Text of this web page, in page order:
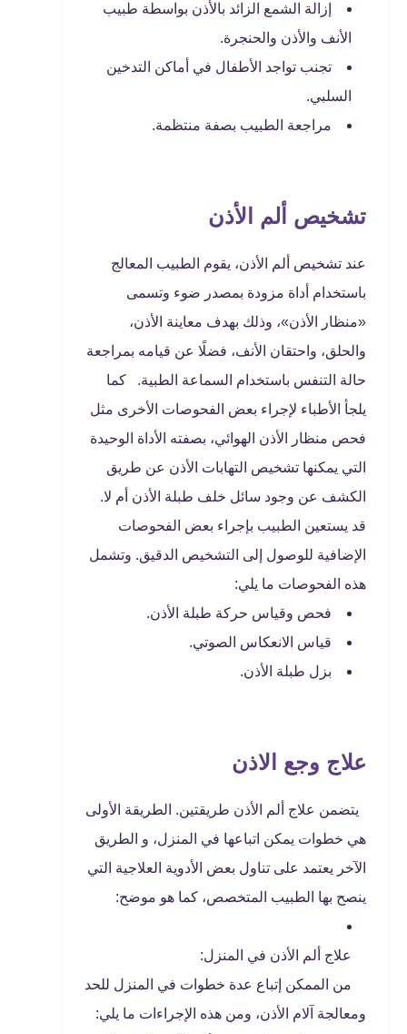
إزالة الشمع الزائد بالأذن بواسطة طبيب
الأنف والأذن والحنجرة.
تجنب تواجد الأطفال في أماكن التدخين
السلبي.
مراجعة الطبيب بصفة منتظمة.
تشخيص ألم الأذن
عند تشخيص ألم الأذن، يقوم الطبيب المعالج
باستخدام أداة مزودة بمصدر ضوء وتسمى
«منظار الأذن»، وذلك بهدف معاينة الأذن،
والحلق، واحتقان الأنف، فضلًا عن قيامه بمراجعة
حالة التنفس باستخدام السماعة الطبية. كما
يلجأ الأطباء لإجراء بعض الفحوصات الأخرى مثل
فحص منظار الأذن الهوائي، بصفته الأداة الوحيدة
التي يمكنها تشخيص التهابات الأذن عن طريق
الكشف عن وجود سائل خلف طبلة الأذن أم لا.
قد يستعين الطبيب بإجراء بعض الفحوصات
الإضافية للوصول إلى التشخيص الدقيق. وتشمل
هذه الفحوصات ما يلي:
فحص وقياس حركة طبلة الأذن.
قياس الانعكاس الصوتي.
بزل طبلة الأذن.
علاج وجع الاذن
يتضمن علاج ألم الأذن طريقتين. الطريقة الأولى
هي خطوات يمكن اتباعها في المنزل، و الطريق
الآخر يعتمد على تناول بعض الأدوية العلاجية التي
ينصح بها الطبيب المتخصص، كما هو موضح:
علاج ألم الأذن في المنزل:
من الممكن إتباع عدة خطوات في المنزل للحد
ومعالجة آلام الأذن، ومن هذه الإجراءات ما يلي: